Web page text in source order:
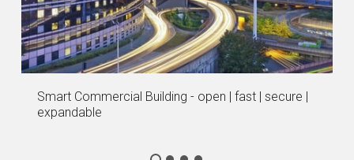
Smart Commercial Building - open | fast | secure |
expandable